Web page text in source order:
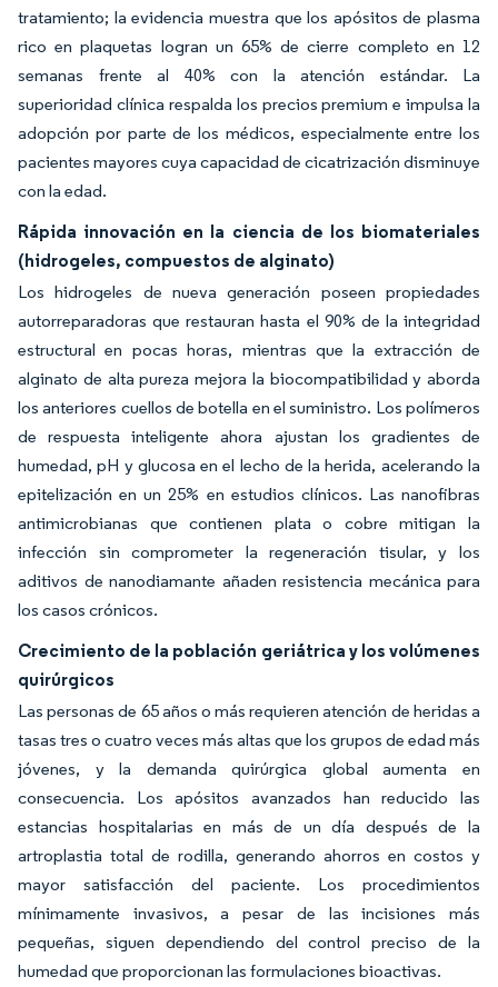
tratamiento; la evidencia muestra que los apósitos de plasma
rico en plaquetas logran un 65% de cierre completo en 12
semanas frente al 40% con la atención estándar. La
superioridad clínica respalda los precios premium e impulsa la
adopción por parte de los médicos, especialmente entre los
pacientes mayores cuya capacidad de cicatrización disminuye
con la edad.
Rápida innovación en la ciencia de los biomateriales
(hidrogeles, compuestos de alginato)
Los hidrogeles de nueva generación poseen propiedades
autorreparadoras que restauran hasta el 90% de la integridad
estructural en pocas horas, mientras que la extracción de
alginato de alta pureza mejora la biocompatibilidad y aborda
los anteriores cuellos de botella en el suministro. Los polímeros
de respuesta inteligente ahora ajustan los gradientes de
humedad, pH y glucosa en el lecho de la herida, acelerando la
epitelización en un 25% en estudios clínicos. Las nanofibras
antimicrobianas que contienen plata o cobre mitigan la
infección sin comprometer la regeneración tisular, y los
aditivos de nanodiamante añaden resistencia mecánica para
los casos crónicos.
Crecimiento de la población geriátrica y los volúmenes
quirúrgicos
Las personas de 65 años o más requieren atención de heridas a
tasas tres o cuatro veces más altas que los grupos de edad más
jóvenes, y la demanda quirúrgica global aumenta en
consecuencia. Los apósitos avanzados han reducido las
estancias hospitalarias en más de un día después de la
artroplastia total de rodilla, generando ahorros en costos y
mayor satisfacción del paciente. Los procedimientos
mínimamente invasivos, a pesar de las incisiones más
pequeñas, siguen dependiendo del control preciso de la
humedad que proporcionan las formulaciones bioactivas.